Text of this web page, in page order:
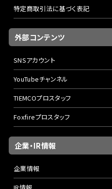
特定商取引法に基づく表記
外部コンテンツ
SNSアカウント
YouTubeチャンネル
TIEMCOプロスタッフ
Foxfireプロスタッフ
企業・IR情報
企業情報